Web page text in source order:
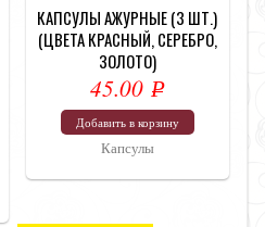
КАПСУЛЫ АЖУРНЫЕ (3 ШТ.)
(ЦВЕТА КРАСНЫЙ, СЕРЕБРО,
ЗОЛОТО)
45.00 Р
УБ.
Добавить в корзину
Капсулы